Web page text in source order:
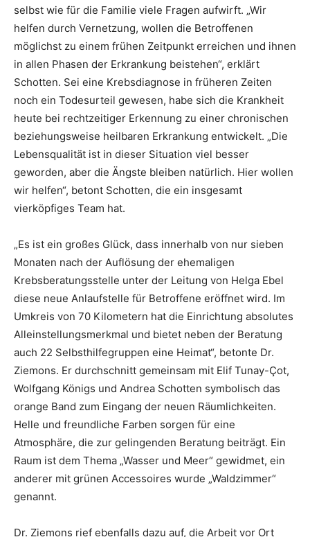
selbst wie für die Familie viele Fragen aufwirft. „Wir
helfen durch Vernetzung, wollen die Betroffenen
möglichst zu einem frühen Zeitpunkt erreichen und ihnen
in allen Phasen der Erkrankung beistehen“, erklärt
Schotten. Sei eine Krebsdiagnose in früheren Zeiten
noch ein Todesurteil gewesen, habe sich die Krankheit
heute bei rechtzeitiger Erkennung zu einer chronischen
beziehungsweise heilbaren Erkrankung entwickelt. „Die
Lebensqualität ist in dieser Situation viel besser
geworden, aber die Ängste bleiben natürlich. Hier wollen
wir helfen“, betont Schotten, die ein insgesamt
vierköpfiges Team hat.
„Es ist ein großes Glück, dass innerhalb von nur sieben
Monaten nach der Auflösung der ehemaligen
Krebsberatungsstelle unter der Leitung von Helga Ebel
diese neue Anlaufstelle für Betroffene eröffnet wird. Im
Umkreis von 70 Kilometern hat die Einrichtung absolutes
Alleinstellungsmerkmal und bietet neben der Beratung
auch 22 Selbsthilfegruppen eine Heimat“, betonte Dr.
Ziemons. Er durchschnitt gemeinsam mit Elif Tunay-Çot,
Wolfgang Königs und Andrea Schotten symbolisch das
orange Band zum Eingang der neuen Räumlichkeiten.
Helle und freundliche Farben sorgen für eine
Atmosphäre, die zur gelingenden Beratung beiträgt. Ein
Raum ist dem Thema „Wasser und Meer“ gewidmet, ein
anderer mit grünen Accessoires wurde „Waldzimmer“
genannt.
Dr. Ziemons rief ebenfalls dazu auf, die Arbeit vor Ort